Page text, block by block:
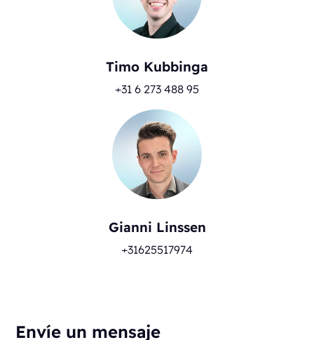
Timo Kubbinga
+31 6 273 488 95
Gianni Linssen
+31625517974
Envíe un mensaje